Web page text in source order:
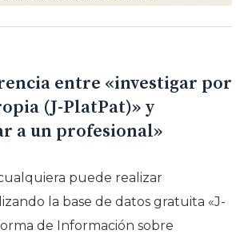
entre «investigar por
(J-PlatPat)» y
a un profesional»
puede realizar
la base de datos gratuita «J-
de Información sobre